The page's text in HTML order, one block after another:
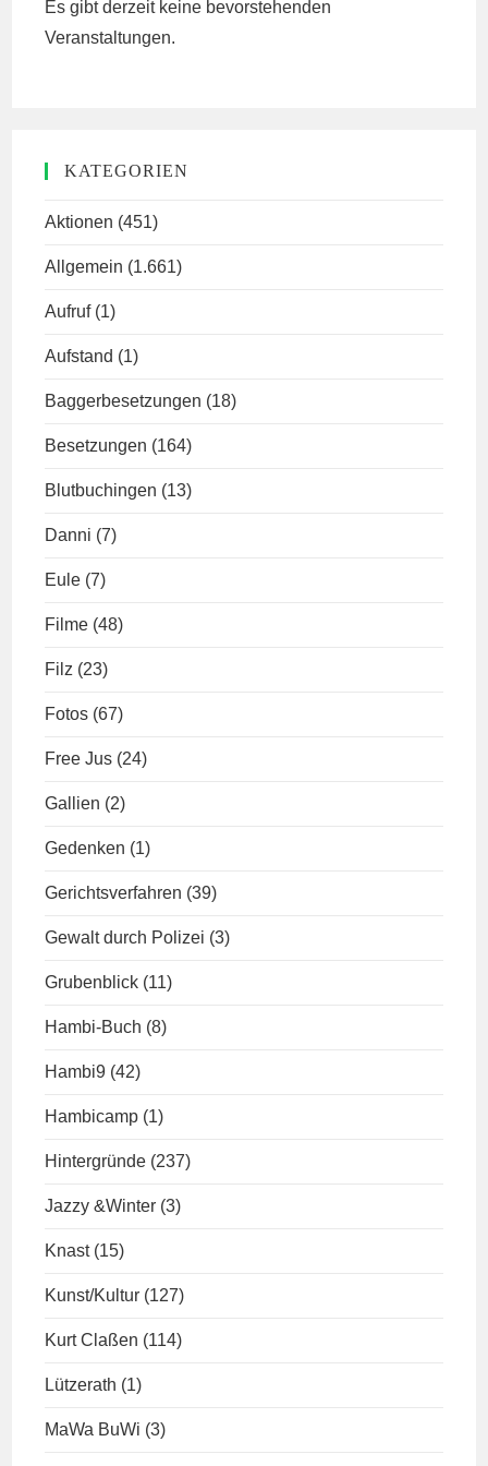
Es gibt derzeit keine bevorstehenden
Veranstaltungen.
KATEGORIEN
Aktionen (451)
Allgemein (1.661)
Aufruf (1)
Aufstand (1)
Baggerbesetzungen (18)
Besetzungen (164)
Blutbuchingen (13)
Danni (7)
Eule (7)
Filme (48)
Filz (23)
Fotos (67)
Free Jus (24)
Gallien (2)
Gedenken (1)
Gerichtsverfahren (39)
Gewalt durch Polizei (3)
Grubenblick (11)
Hambi-Buch (8)
Hambi9 (42)
Hambicamp (1)
Hintergründe (237)
Jazzy &Winter (3)
Knast (15)
Kunst/Kultur (127)
Kurt Claßen (114)
Lützerath (1)
MaWa BuWi (3)